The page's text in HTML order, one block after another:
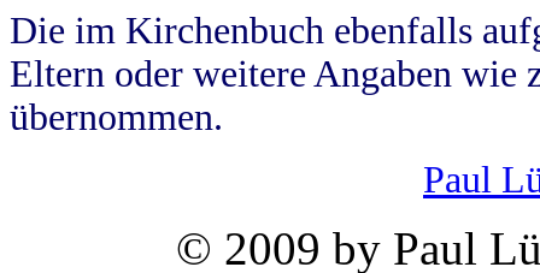
Die im Kirchenbuch ebenfalls
Eltern oder weitere Angaben wie
übernommen.
Paul
© 2009 by Paul